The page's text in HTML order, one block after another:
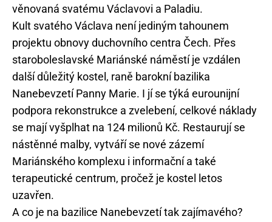
věnovaná svatému Václavovi a Paladiu.
Kult svatého Václava není jediným tahounem
projektu obnovy duchovního centra Čech. Přes
staroboleslavské Mariánské náměstí je vzdálen
další důležitý kostel, raně barokní bazilika
Nanebevzetí Panny Marie. I jí se týká eurounijní
podpora rekonstrukce a zvelebení, celkové náklady
se mají vyšplhat na 124 milionů Kč. Restaurují se
nástěnné malby, vytváří se nové zázemí
Mariánského komplexu i informační a také
terapeutické centrum, pročež je kostel letos
uzavřen.
A co je na bazilice Nanebevzetí tak zajímavého?